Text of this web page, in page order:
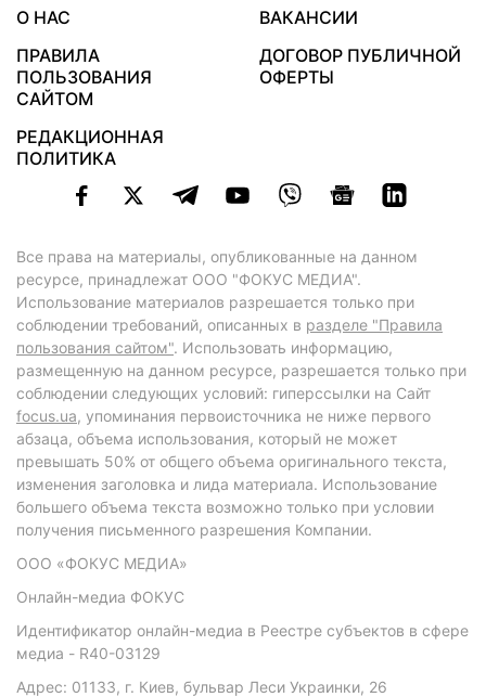
О НАС
ВАКАНСИИ
ПРАВИЛА
ПОЛЬЗОВАНИЯ
САЙТОМ
ДОГОВОР ПУБЛИЧНОЙ
ОФЕРТЫ
РЕДАКЦИОННАЯ
ПОЛИТИКА
Все права на материалы, опубликованные на данном
ресурсе, принадлежат ООО "ФОКУС МЕДИА".
Использование материалов разрешается только при
соблюдении требований, описанных в разделе "Правила
пользования сайтом". Использовать информацию,
размещенную на данном ресурсе, разрешается только при
соблюдении следующих условий: гиперссылки на Сайт
focus.ua, упоминания первоисточника не ниже первого
абзаца, объема использования, который не может
превышать 50% от общего объема оригинального текста,
изменения заголовка и лида материала. Использование
большего объема текста возможно только при условии
получения письменного разрешения Компании.
ООО «ФОКУС МЕДИА»
Онлайн-медиа ФОКУС
Идентификатор онлайн-медиа в Реестре субъектов в сфере
медиа - R40-03129
Адрес: 01133, г. Киев, бульвар Леси Украинки, 26